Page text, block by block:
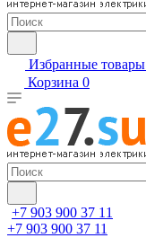
Избранные товары
Корзина 0
+7 903 900 37 11
+7 903 900 37 11